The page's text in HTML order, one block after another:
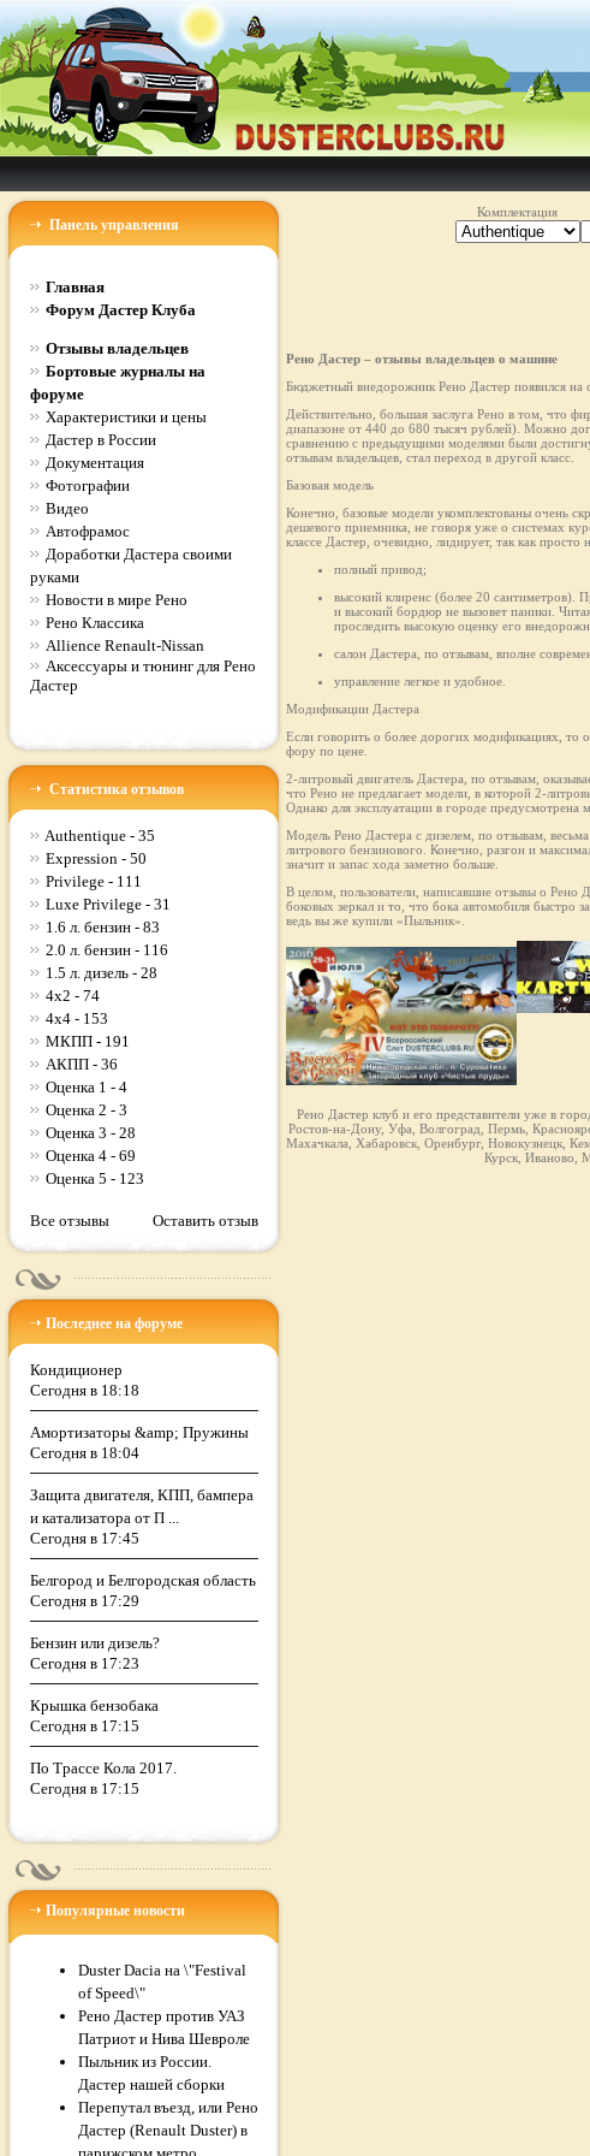
Панель управления
Главная
Форум Дастер Клуба
Отзывы владельцев
Бортовые журналы на
форуме
Характеристики и цены
Дастер в России
Документация
Фотографии
Видео
Автофрамос
Доработки Дастера своими
руками
Новости в мире Рено
Рено Классика
Allience Renault-Nissan
Аксессуары и тюнинг для Рено
Дастер
Статистика отзывов
Authentique - 35
Expression - 50
Privilege - 111
Luxe Privilege - 31
1.6 л. бензин - 83
2.0 л. бензин - 116
1.5 л. дизель - 28
4x2 - 74
4x4 - 153
МКПП - 191
АКПП - 36
Оценка 1 - 4
Оценка 2 - 3
Оценка 3 - 28
Оценка 4 - 69
Оценка 5 - 123
Все отзывы Оставить отзыв
Последнее на форуме
Кондиционер
Сегодня в 18:18
Амортизаторы &amp; Пружины
Сегодня в 18:04
Защита двигателя, КПП, бампера
и катализатора от П ...
Сегодня в 17:45
Белгород и Белгородская область
Сегодня в 17:29
Бензин или дизель?
Сегодня в 17:23
Крышка бензобака
Сегодня в 17:15
По Трассе Кола 2017.
Сегодня в 17:15
Популярные новости
Duster Dacia на \"Festival
of Speed\"
Рено Дастер против УАЗ
Патриот и Нива Шевроле
Пыльник из России.
Дастер нашей сборки
Перепутал въезд, или Рено
Дастер (Renault Duster) в
Комплектация
Рено Дастер – отзывы владельцев о машине
Бюджетный внедорожник Рено Дастер появился на
Действительно, большая заслуга Рено в том, что
диапазоне от 440 до 680 тысяч рублей). Можно
сравнению с предыдущими моделями были
отзывам владельцев, стал переход в другой класс.
Базовая модель
Конечно, базовые модели укомплектованы очень
дешевого приемника, не говоря уже о системах
классе Дастер, очевидно, лидирует, так как
полный привод;
высокий клиренс (более 20 сантиметров).
и высокий бордюр не вызовет паники.
проследить высокую оценку его
салон Дастера, по отзывам, вполне
управление легкое и удобное.
Модификации Дастера
Если говорить о более дорогих модификациях, то
фору по цене.
2-литровый двигатель Дастера, по отзывам,
что Рено не предлагает модели, в которой 2-
Однако для эксплуатации в городе предусмотрена
Модель Рено Дастера с дизелем, по отзывам,
литрового бензинового. Конечно, разгон и
значит и запас хода заметно больше.
В целом, пользователи, написавшие отзывы о Рено
боковых зеркал и то, что бока автомобиля быстро
ведь вы же купили «Пыльник».
Рено Дастер клуб и его представители уже в
Ростов-на-Дону, Уфа, Волгоград, Пермь,
Махачкала, Хабаровск, Оренбург, Новокузнецк,
Курск, Иваново,